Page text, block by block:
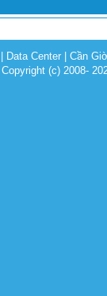
Data Center |Cần
(c) 2008-